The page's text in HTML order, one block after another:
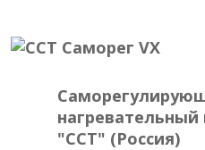
нагревательный
"ССТ" (Россия)